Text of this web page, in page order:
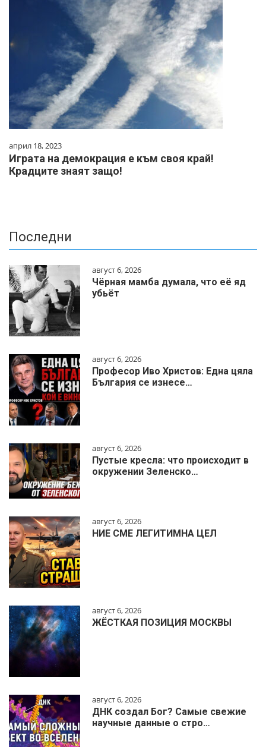
април 18, 2023
Играта на демокрация е към своя край!
Крадците знаят защо!
Последни
август 6, 2026
Чёрная мамба думала, что её яд
убьёт
август 6, 2026
Професор Иво Христов: Една цяла
България се изнесе…
август 6, 2026
Пустые кресла: что происходит в
окружении Зеленско…
август 6, 2026
НИЕ СМЕ ЛЕГИТИМНА ЦЕЛ
август 6, 2026
ЖЁСТКАЯ ПОЗИЦИЯ МОСКВЫ
август 6, 2026
ДНК создал Бог? Самые свежие
научные данные о стро…